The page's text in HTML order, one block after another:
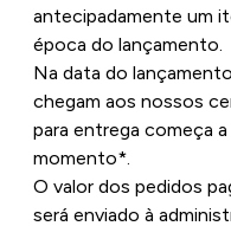
antecipadamente um
época do lançamento.
Na data do
chegam aos nossos
para entrega começa
momento*.
O valor dos pedidos
será enviado à